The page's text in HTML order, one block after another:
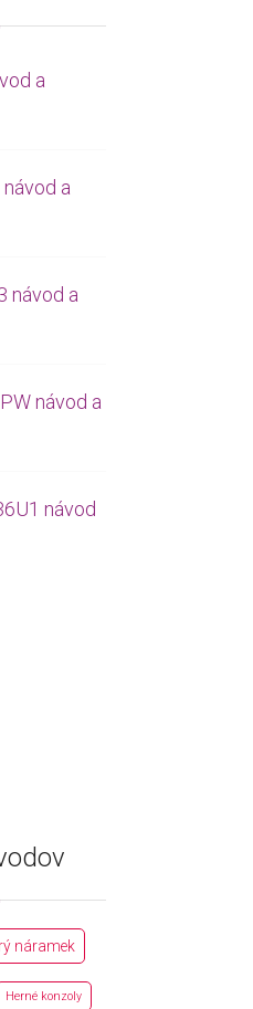
a
a
návod a
návod a
návod
náramek
Herné konzoly